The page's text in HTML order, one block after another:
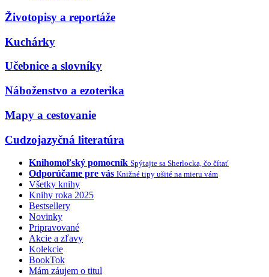
Životopisy a reportáže
Kuchárky
Učebnice a slovníky
Náboženstvo a ezoterika
Mapy a cestovanie
Cudzojazyčná literatúra
Knihomoľský pomocník Spýtajte sa Sherlocka, čo čítať
Odporúčame pre vás Knižné tipy ušité na mieru vám
Všetky knihy
Knihy roka 2025
Bestsellery
Novinky
Pripravované
Akcie a zľavy
Kolekcie
BookTok
Mám záujem o titul